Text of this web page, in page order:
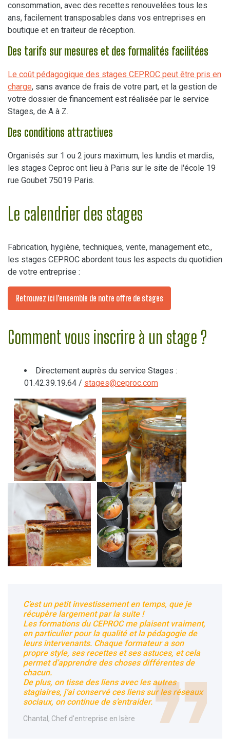
consommation, avec des recettes renouvelées tous les
ans, facilement transposables dans vos entreprises en
boutique et en traiteur de réception.
Des tarifs sur mesures et des formalités facilitées
Le coût pédagogique des stages CEPROC peut être pris en
charge, sans avance de frais de votre part, et la gestion de
votre dossier de financement est réalisée par le service
Stages, de A à Z.
Des conditions attractives
Organisés sur 1 ou 2 jours maximum, les lundis et mardis,
les stages Ceproc ont lieu à Paris sur le site de l'école 19
rue Goubet 75019 Paris.
Le calendrier des stages
Fabrication, hygiène, techniques, vente, management etc.,
les stages CEPROC abordent tous les aspects du quotidien
de votre entreprise :
Retrouvez ici l'ensemble de notre offre de stages
Comment vous inscrire à un stage ?
Directement auprès du service Stages :
01.42.39.19.64 / stages@ceproc.com
C’est un petit investissement en temps, que je
récupère largement par la suite !
Les formations du CEPROC me plaisent vraiment,
en particulier pour la qualité et la pédagogie de
leurs intervenants. Chaque formateur a son
propre style, ses recettes et ses astuces, et cela
permet d’apprendre des choses différentes de
chacun.
De plus, on tisse des liens avec les autres
stagiaires, j’ai conservé ces liens sur les réseaux
sociaux, on continue de s’entraider.
Chantal, Chef d'entreprise en Isère